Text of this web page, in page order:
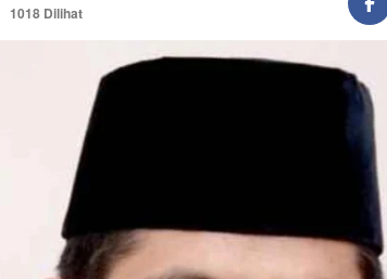
1018 Dilihat